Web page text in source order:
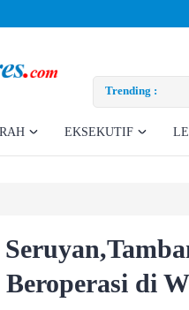
Trending :
EKSEKUTIF
di